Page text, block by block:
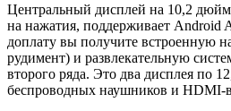
Центральный дисплей на 10,2
на нажатия, поддерживает Android
доплату вы получите встроенную
рудимент) и развлекательную
второго ряда. Это два дисплея по
беспроводных наушников и HDMI-